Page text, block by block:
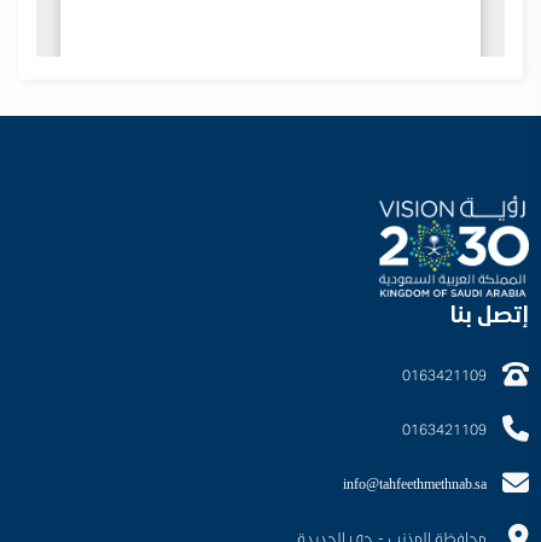
إتصل بنا
0163421109
0163421109
info@tahfeethmethnab.sa
محافظة المذنب - حي الجديدة